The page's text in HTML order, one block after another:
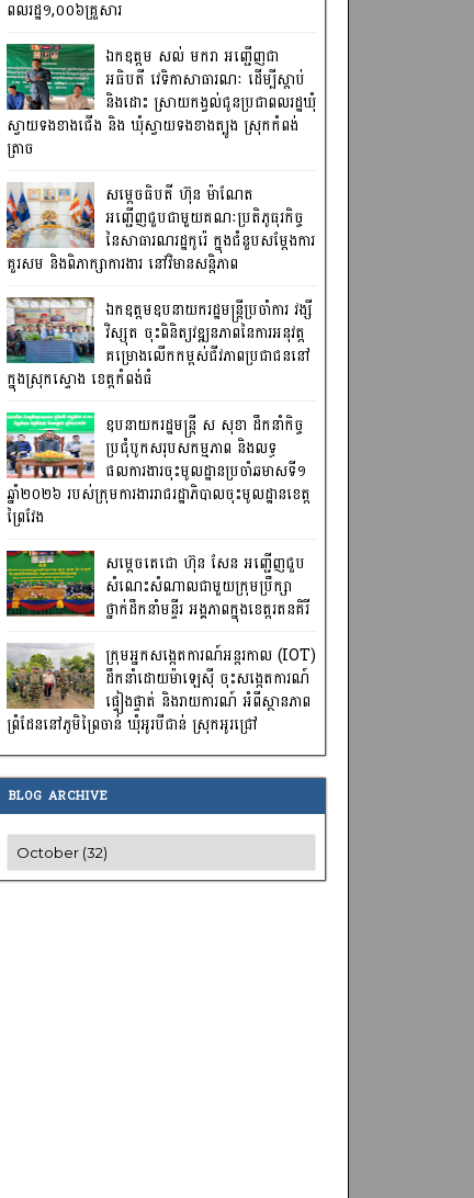
ពលរដ្ឋ១,០០៦គ្រួសារ
ឯកឧត្តម សល់ មករា អញ្ជើញជា
អធិបតី វេទិកាសាធារណៈ ដើម្បីស្តាប់
និងដោះ ស្រាយកង្វល់ជូនប្រជាពលរដ្ឋឃុំ
ស្វាយទងខាងជើង និង ឃុំស្វាយទងខាងត្បូង ស្រុកកំពង់
ត្រាច
សម្តេចធិបតី ហ៊ុន ម៉ាណែត
អញ្ជើញជួបជាមួយគណៈប្រតិភូធុរកិច្ច
នៃសាធារណរដ្ឋកូរ៉េ ក្នុងជំនួបសម្តែងការ
គួរសម និងពិភាក្សាការងារ នៅវិមានសន្តិភាព
ឯកឧត្តមឧបនាយករដ្ឋមន្រ្តីប្រចាំការ វង្សី
វិស្សុត ចុះពិនិត្យវឌ្ឍនភាពនៃការអនុវត្ត
គម្រោងលើកកម្ពស់ជីវភាពប្រជាជននៅ
ក្នុងស្រុកស្ទោង ខេត្តកំពង់ធំ
ឧបនាយករដ្ឋមន្ត្រី ស សុខា ដឹកនាំកិច្ច
ប្រជុំបូកសរុបសកម្មភាព និងលទ្ធ
ផលការងារចុះមូលដ្ឋានប្រចាំឆមាសទី១
ឆ្នាំ២០២៦ របស់ក្រុមការងាររាជរដ្ឋាភិបាលចុះមូលដ្ឋានខេត្ត
ព្រៃវែង
សម្តេចតេជោ ហ៊ុន សែន អញ្ជើញជួប
សំណេះសំណាលជាមួយក្រុមប្រឹក្សា
ថ្នាក់ដឹកនាំមន្ទីរ អង្គភាពក្នុងខេត្តរតនគិរី
ក្រុមអ្នកសង្កេតការណ៍អន្តរកាល (IOT)
ដឹកនាំដោយម៉ាឡេស៊ី ចុះសង្កេតការណ៍
ផ្ទៀងផ្ទាត់ និងរាយការណ៍ អំពីស្ថានភាព
ព្រំដែននៅភូមិព្រៃចាន់ ឃុំអូរបីជាន់ ស្រុកអូរជ្រៅ
BLOG ARCHIVE